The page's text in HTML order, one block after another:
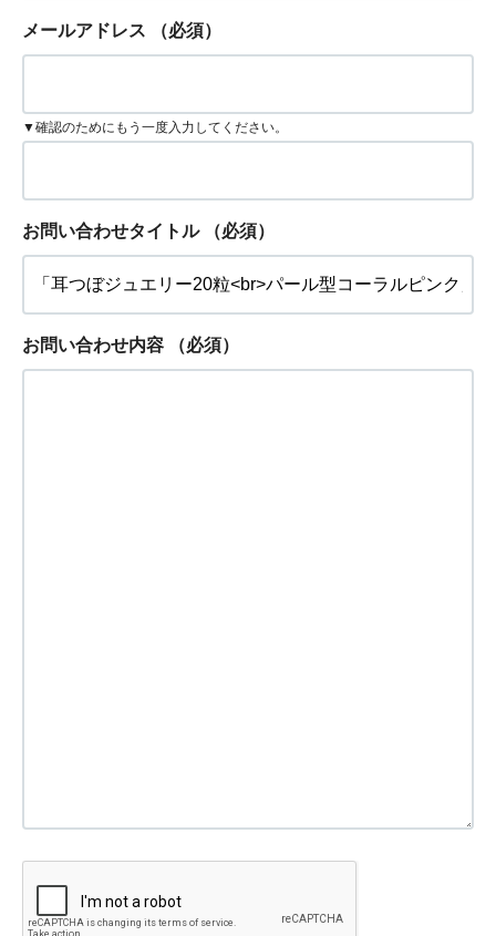
メールアドレス （必須）
▼確認のためにもう一度入力してください。
お問い合わせタイトル （必須）
お問い合わせ内容 （必須）